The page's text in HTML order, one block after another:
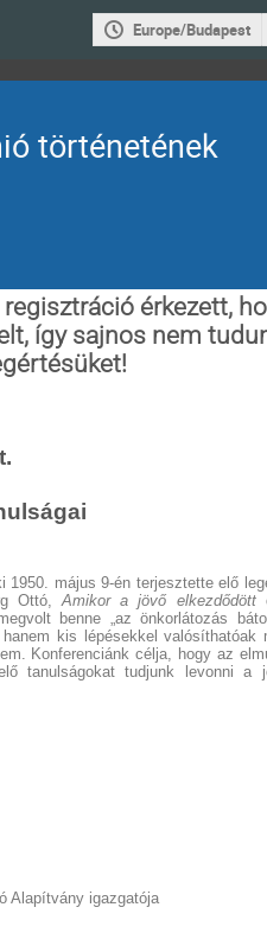
Europe/Budapest
történetének
érkezett,
így sajnos nem
május 9-én terjesztette elő
Ottó,Amikor a jövő elkezdődött
benne „az önkorlátozás
kis lépésekkel valósíthatóak
Konferenciánk célja, hogy az
tanulságokat tudjunk levonni a
Alapítvány igazgatója